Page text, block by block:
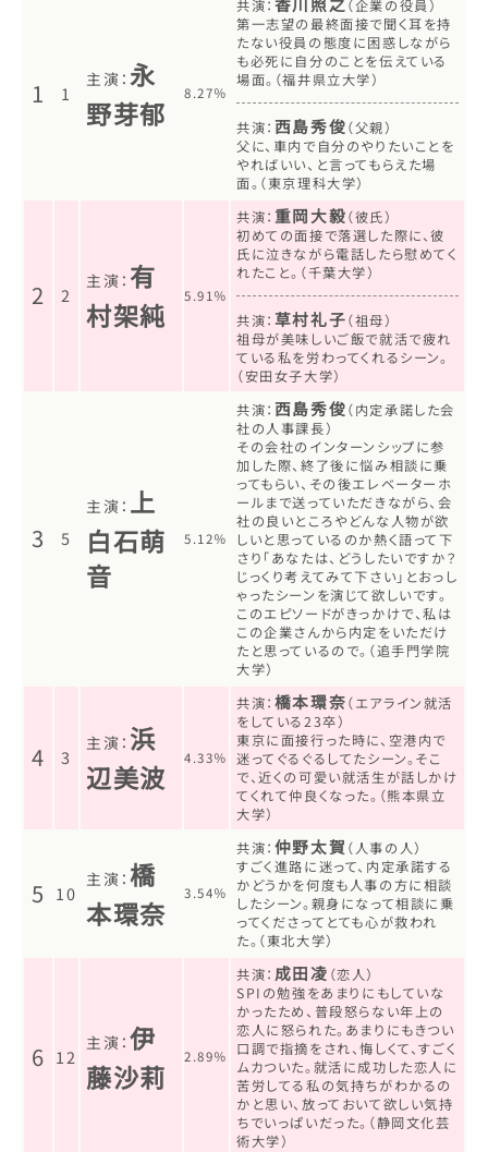
1 1
主演： 永
野芽郁
8.27％
共演：
（企業の役員）
第一志望の最終面接で聞く耳を持
たない役員の態度に困惑しながら
も必死に自分のことを伝えている
場面。（福井県立大学）
共演： 西島秀俊（父親）
父に、車内で自分のやりたいことを
やればいい、と言ってもらえた場
面。（東京理科大学）
2 2
主演： 有
村架純
5.91％
共演： 重岡大毅（彼氏）
初めての面接で落選した際に、彼
氏に泣きながら電話したら慰めてく
れたこと。（千葉大学）
共演： 草村礼子（祖母）
祖母が美味しいご飯で就活で疲れ
ている私を労わってくれるシーン。
（安田女子大学）
3 5
主演： 上
白石萌
音
5.12％
共演： 西島秀俊（内定承諾した会
社の人事課長）
その会社のインターンシップに参
加した際、終了後に悩み相談に乗
ってもらい、その後エレベーターホ
ールまで送っていただきながら、会
社の良いところやどんな人物が欲
しいと思っているのか熱く語って下
さり「あなたは、どうしたいですか？
じっくり考えてみて下さい」とおっし
ゃったシーンを演じて欲しいです。
このエピソードがきっかけで、私は
この企業さんから内定をいただけ
たと思っているので。（追手門学院
大学）
4 3
主演： 浜
辺美波
4.33％
共演： 橋本環奈（エアライン就活
をしている23卒）
東京に面接行った時に、空港内で
迷ってぐるぐるしてたシーン。そこ
で、近くの可愛い就活生が話しかけ
てくれて仲良くなった。（熊本県立
大学）
5 10
主演： 橋
本環奈
3.54％
共演： 仲野太賀 （人事の人）
すごく進路に迷って、内定承諾する
かどうかを何度も人事の方に相談
したシーン。親身になって相談に乗
ってくださってとても心が救われ
た。（東北大学）
6 12
主演： 伊
藤沙莉
2.89％
共演： 成田凌 （恋人）
SPIの勉強をあまりにもしていな
かったため、普段怒らない年上の
恋人に怒られた。あまりにもきつい
口調で指摘をされ、悔しくて、すごく
ムカついた。就活に成功した恋人に
苦労してる私の気持ちがわかるの
かと思い、放っておいて欲しい気持
ちでいっぱいだった。（静岡文化芸
術大学）